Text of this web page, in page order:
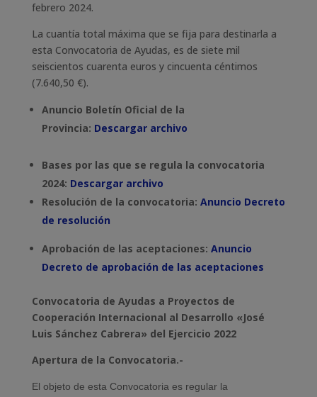
febrero 2024.
La cuantía total máxima que se fija para destinarla a
esta Convocatoria de Ayudas, es de siete mil
seiscientos cuarenta euros y cincuenta céntimos
(7.640,50 €).
​Anuncio Boletín Oficial de la
Provincia: Descargar archivo
Bases por las que se regula la convocatoria
2024: Descargar archivo
Resolución de la convocatoria: Anuncio Decreto
de resolución
Aprobación de las aceptaciones: Anuncio
Decreto de aprobación de las aceptaciones
Convocatoria de Ayudas a Proyectos de
Cooperación Internacional al Desarrollo «José
Luis Sánchez Cabrera» del Ejercicio 2022
Apertura de la Convocatoria.-
El objeto de esta Convocatoria es regular la